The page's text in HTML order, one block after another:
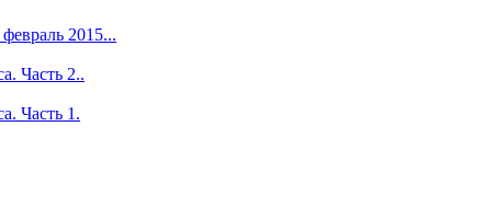
2015...
Часть 2..
Часть 1.